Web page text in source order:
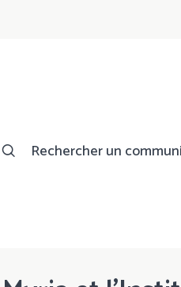
Rechercher un